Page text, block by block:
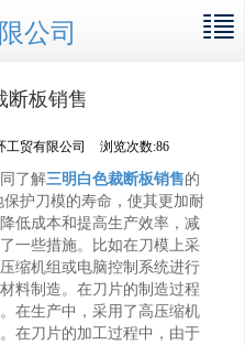
断板销售
工贸有限公司 浏览次数:86
了解三明白色裁断板销售的
护刀模的寿命，使其更加耐
低成本和提高生产效率，减
一些措施。比如在刀模上采
缩机组或电脑控制系统进行
料制造。在刀片的制造过程
在生产中，采用了高压缩机
在刀片的加工过程中，由于